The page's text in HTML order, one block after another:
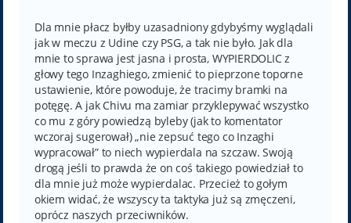
t
Dla mnie płacz byłby uzasadniony gdybyśmy wyglądali
jak w meczu z Udine czy PSG, a tak nie było. Jak dla
mnie to sprawa jest jasna i prosta, WYPIERDOLIC z
głowy tego Inzaghiego, zmienić to pieprzone toporne
ustawienie, które powoduje, że tracimy bramki na
potęgę. A jak Chivu ma zamiar przyklepywać wszystko
co mu z góry powiedzą byleby (jak to komentator
wczoraj sugerował) „nie zepsuć tego co Inzaghi
wypracował” to niech wypierdala na szczaw. Swoją
drogą jeśli to prawda że on coś takiego powiedział to
dla mnie już może wypierdalac. Przecież to gołym
okiem widać, że wszyscy ta taktyka już są zmęczeni,
oprócz naszych przeciwników.